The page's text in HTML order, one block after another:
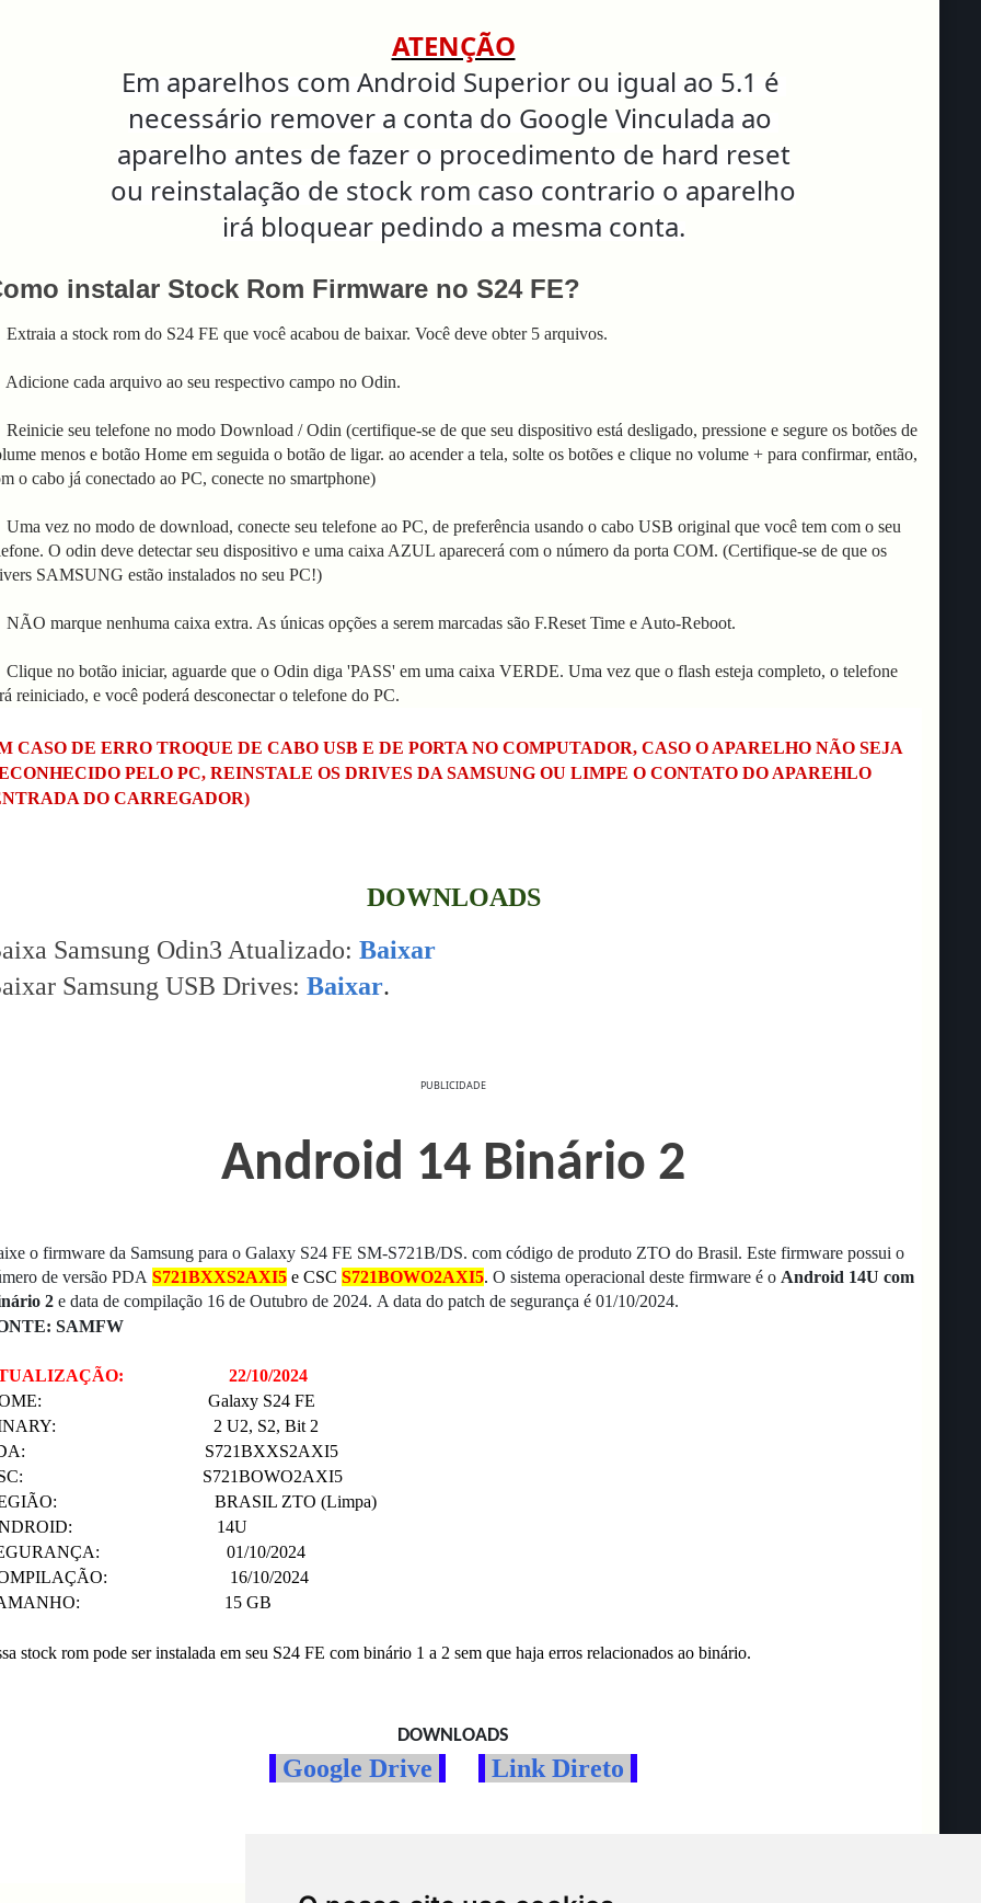
ATENÇÃO
Em aparelhos com Android Superior ou igual ao 5.1 é
necessário remover a conta do Google Vinculada ao
aparelho antes de fazer o procedimento de hard reset
ou reinstalação de stock rom caso contrario o aparelho
irá bloquear pedindo a mesma conta.
instalar Stock Rom Firmware no S24 FE?
a stock rom do S24 FE que você acabou de baixar. Você deve obter 5 arquivos.
cada arquivo ao seu respectivo campo no Odin.
seu telefone no modo Download / Odin (certifique-se de que seu dispositivo está desligado, pressione e segure os botões de
menos e botão Home em seguida o botão de ligar. ao acender a tela, solte os botões e clique no volume + para confirmar, então,
o cabo já conectado ao PC, conecte no smartphone)
vez no modo de download, conecte seu telefone ao PC, de preferência usando o cabo USB original que você tem com o seu
O odin deve detectar seu dispositivo e uma caixa AZUL aparecerá com o número da porta COM. (Certifique-se de que os
SAMSUNG estão instalados no seu PC!)
marque nenhuma caixa extra. As únicas opções a serem marcadas são F.Reset Time e Auto-Reboot.
no botão iniciar, aguarde que o Odin diga 'PASS' em uma caixa VERDE. Uma vez que o flash esteja completo, o telefone
reiniciado, e você poderá desconectar o telefone do PC.
CASO DE ERRO TROQUE DE CABO USB E DE PORTA NO COMPUTADOR, CASO O APARELHO NÃO SEJA
PELO PC, REINSTALE OS DRIVES DA SAMSUNG OU LIMPE O CONTATO DO APAREHLO
DO CARREGADOR)
DOWNLOADS
Samsung Odin3 Atualizado: Baixar
Samsung USB Drives: Baixar.
PUBLICIDADE
Android 14 Binário 2
o firmware da Samsung para o Galaxy S24 FE SM-S721B/DS. com código de produto ZTO do Brasil. Este firmware possui o
de versão PDA S721BXXS2AXI5 e CSC S721BOWO2AXI5. O sistema operacional deste firmware é o Android 14U com
2 e data de compilação 16 de Outubro de 2024. A data do patch de segurança é 01/10/2024.
SAMFW
22/10/2024
Galaxy S24 FE
2 U2, S2, Bit 2
S721BXXS2AXI5
S721BOWO2AXI5
BRASIL ZTO (Limpa)
14U
01/10/2024
16/10/2024
15 GB
stock rom pode ser instalada em seu S24 FE com binário 1 a 2 sem que haja erros relacionados ao binário.
DOWNLOADS
Google Drive Link Direto